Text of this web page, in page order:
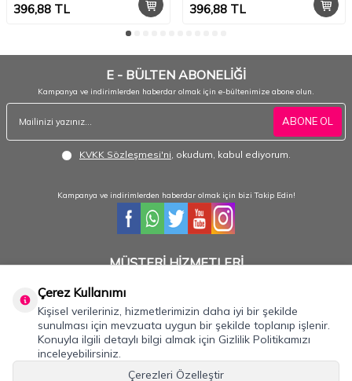
396,88 TL 396,88TL
E - BÜLTEN ABONELİĞİ
Kampanya ve indirimlerden haberdar olmak için e-bültenimize abone olun.
ABONE OL
KVKK Sözleşmesi'ni , okudum, kabul ediyorum.
Kampanya ve indirimlerden haberdar olmak için bizi Takip Edin!
MÜŞTERİ HİZMETLERİ
siparişleriniz için ulaşabilirsiniz.
0232 484 3844- 0533 330 8895
Önemli Bilgiler
Çerez Kullanımı
Kişisel verileriniz, hizmetlerimizin daha iyi bir şekilde
sunulması için mevzuata uygun bir şekilde toplanıp işlenir.
Konuyla ilgili detaylı bilgi almak için Gizlilik Politikamızı
inceleyebilirsiniz.
Çerezleri Özelleştir